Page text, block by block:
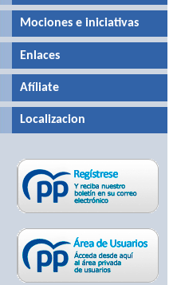
Mociones e iniciativas
Enlaces
Afíliate
Localizacion